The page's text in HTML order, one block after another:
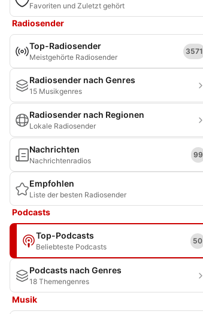
Favoriten und Zuletzt gehört
Radiosender
Top-Radiosender
Meistgehörte Radiosender
3571
Radiosender nach Genres
15 Musikgenres
Radiosender nach Regionen
Lokale Radiosender
Nachrichten
Nachrichtenradios
99
Empfohlen
Liste der besten Radiosender
Podcasts
Top-Podcasts
Beliebteste Podcasts
50
Podcasts nach Genres
18 Themengenres
Musik